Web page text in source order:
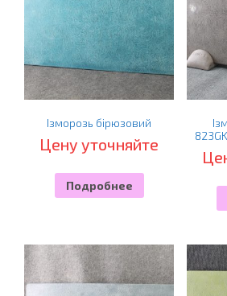
Ізморозь бірюзовий
Цену уточняйте
Подробнее